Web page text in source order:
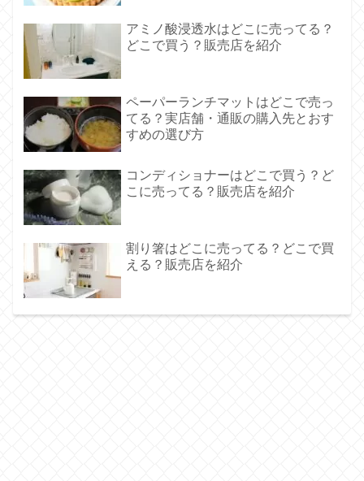
アミノ酸浸透水はどこに売ってる？
どこで買う？販売店を紹介
ペーパーランチマットはどこで売っ
てる？実店舗・通販の購入先とおす
すめの選び方
コンディショナーはどこで買う？ど
こに売ってる？販売店を紹介
割り箸はどこに売ってる？どこで買
える？販売店を紹介